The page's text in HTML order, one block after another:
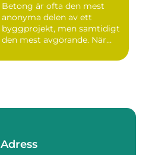
Betong är ofta den mest
anonyma delen av ett
byggprojekt, men samtidigt
den mest avgörande. När
Adress